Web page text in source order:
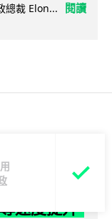
總裁 Elon...
閱讀
速度提升